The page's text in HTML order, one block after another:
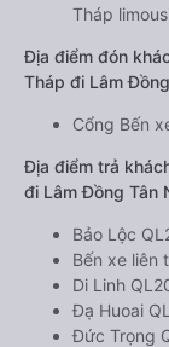
Tháp
Địa điểm đón
Tháp đi Lâm
Cổng Bến
Địa điểm trả
đi Lâm Đồng Tân
Bảo Lộc
Bến xe liên
Di Linh
Đạ Huoai
Đức Trọng